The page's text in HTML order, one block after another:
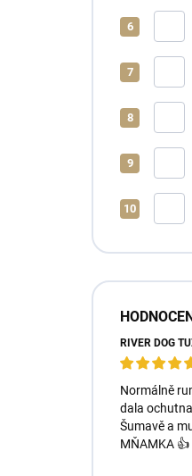
RIVER DOG
Normálně
dala
Šumavě a
MŇAMKA 👍